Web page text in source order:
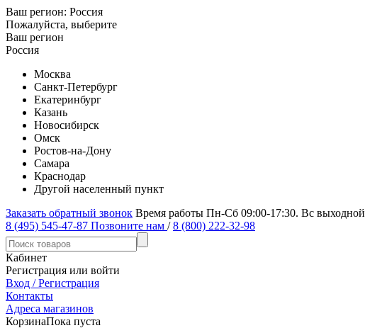
Ваш регион: Россия
Пожалуйста, выберите
Ваш регион
Россия
Москва
Санкт-Петербург
Екатеринбург
Казань
Новосибирск
Омск
Ростов-на-Дону
Самара
Краснодар
Другой населенный пункт
Заказать обратный звонок Время работы Пн-Сб 09:00-17:30. Вс выходной
8 (495) 545-47-87 Позвоните нам / 8 (800) 222-32-98
Кабинет
Регистрация или войти
Вход / Регистрация
Контакты
Адреса магазинов
КорзинаПока пуста